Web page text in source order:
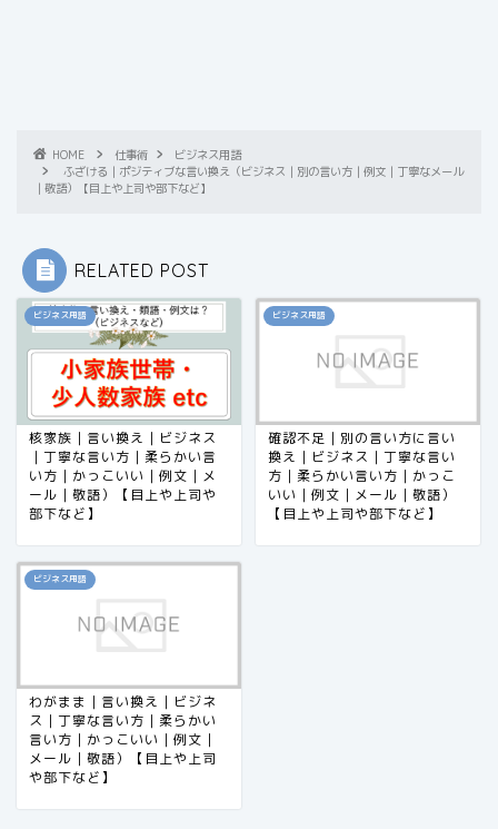
HOME 仕事術
ビジネス用語
ふざける｜ポジティブな言い換え（ビジネス｜別の言い方｜例文｜丁寧なメール
｜敬語）【目上や上司や部下など】
RELATED POST
ビジネス用語
核家族｜言い換え｜ビジネス
｜丁寧な言い方｜柔らかい言
い方｜かっこいい｜例文｜メ
ール｜敬語）【目上や上司や
部下など】
ビジネス用語
確認不足｜別の言い方に言い
換え｜ビジネス｜丁寧な言い
方｜柔らかい言い方｜かっこ
いい｜例文｜メール｜敬語）
【目上や上司や部下など】
ビジネス用語
わがまま｜言い換え｜ビジネ
ス｜丁寧な言い方｜柔らかい
言い方｜かっこいい｜例文｜
メール｜敬語）【目上や上司
や部下など】